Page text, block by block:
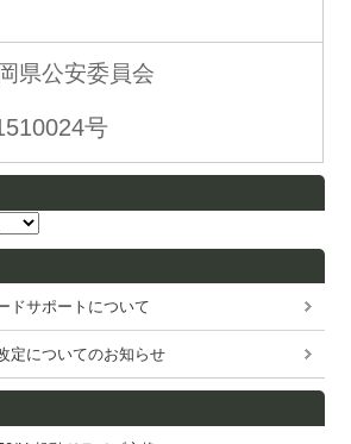
公安委員会
号
ドサポートについて
定についてのお知らせ